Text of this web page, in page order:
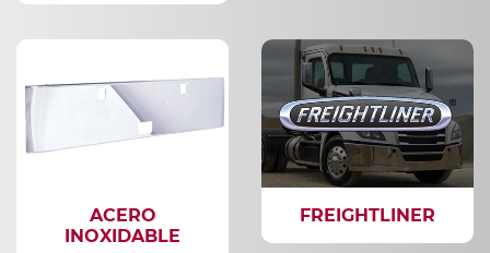
ACERO
INOXIDABLE
FREIGHTLINER